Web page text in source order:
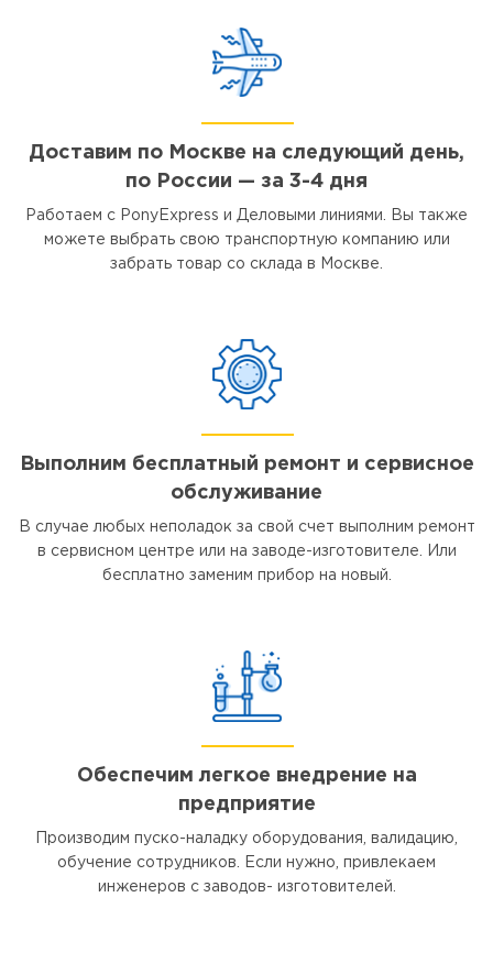
Доставим по Москве на следующий день,
по России — за 3-4 дня
Работаем с PonyExpress и Деловыми линиями. Вы также
можете выбрать свою транспортную компанию или
забрать товар со склада в Москве.
Выполним бесплатный ремонт и сервисное
обслуживание
В случае любых неполадок за свой счет выполним ремонт
в сервисном центре или на заводе-изготовителе. Или
бесплатно заменим прибор на новый.
Обеспечим легкое внедрение на
предприятие
Производим пуско-наладку оборудования, валидацию,
обучение сотрудников. Если нужно, привлекаем
инженеров с заводов- изготовителей.